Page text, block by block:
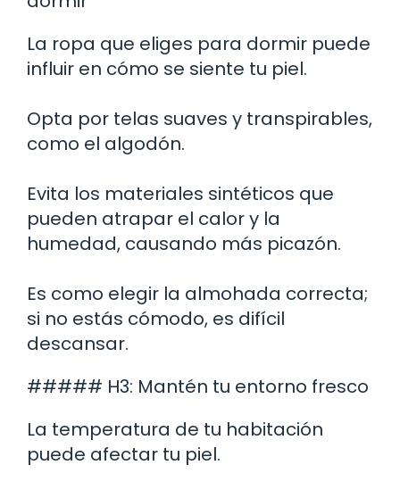
La ropa que eliges para dormir puede
influir en cómo se siente tu piel.
Opta por telas suaves y transpirables,
como el algodón.
Evita los materiales sintéticos que
pueden atrapar el calor y la
humedad, causando más picazón.
Es como elegir la almohada correcta;
si no estás cómodo, es difícil
descansar.
##### H3: Mantén tu entorno fresco
La temperatura de tu habitación
puede afectar tu piel.